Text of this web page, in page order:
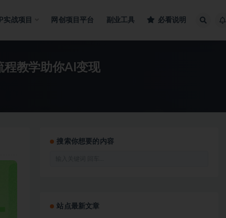
实战项目 网创项目平台 副业工具 必看说明
程教学助你AI变现
搜索你想要的内容
站点最新文章